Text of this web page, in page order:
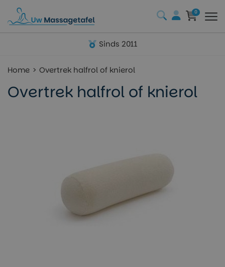
0
Sinds 2011
Home Overtrek halfrol of knierol
Overtrek halfrol of knierol